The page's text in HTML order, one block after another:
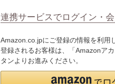
連携サービスでログイン・
Amazon.co.jpにご登録の情報を利用
登録されるお客様は、「Amazonア
タンよりお進みください。